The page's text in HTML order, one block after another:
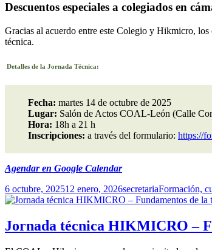
Descuentos especiales a colegiados en
Gracias al acuerdo entre este Colegio y Hikmicro,
técnica.
Detalles de la Jornada Técnica:
Fecha: martes 14 de octubre de 2025
Lugar: Salón de Actos COAL-León (Calle
Hora: 18h a 21 h
Inscripciones: a través del formulario: https://
Agendar en Google Calendar
Publicado
el
6 octubre, 202512 enero, 2026Autor
secretariaCategorías
Formación,
Jornada técnica HIKMICRO –